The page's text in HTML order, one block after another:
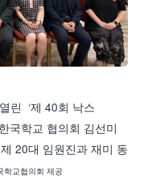
린 ‘제 40회 낙스
국학교 협의회 김선미
20대 임원진과 재미 동
학교협의회 제공